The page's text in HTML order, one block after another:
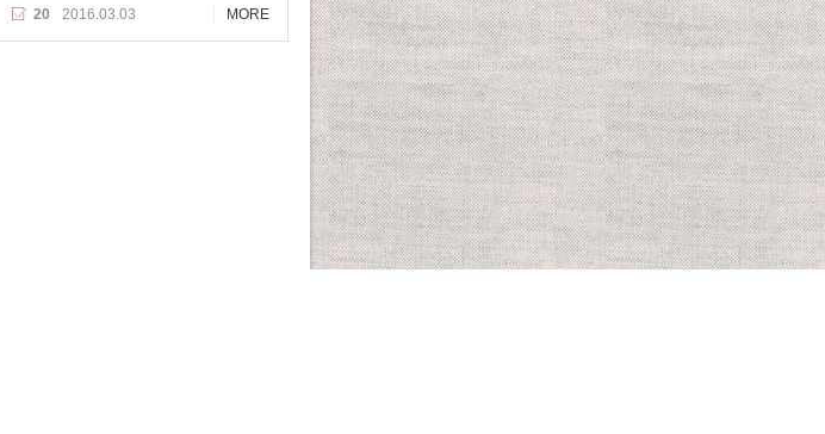
20 2016.03.03 MORE